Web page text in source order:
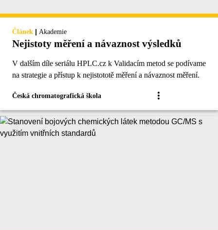
Článek | Akademie
Nejistoty měření a návaznost výsledků
V dalším díle seriálu HPLC.cz k Validacím metod se podívame
na strategie a přístup k nejistototě měření a návaznost měření.
Česká chromatografická škola